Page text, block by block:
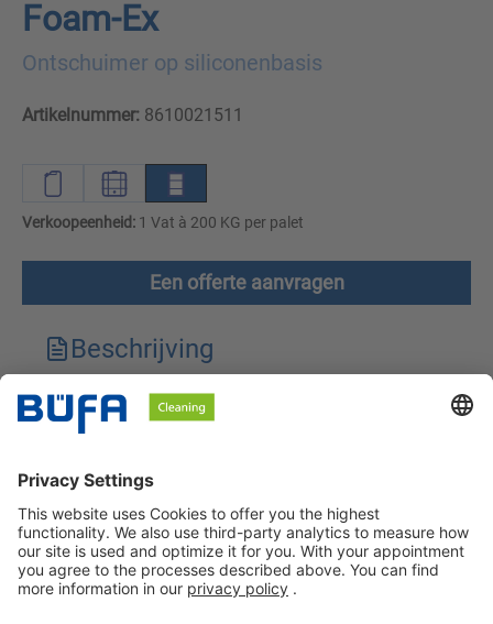
Foam-Ex
Ontschuimer op siliconenbasis
Artikelnummer: 8610021511
Verkoopeenheid: 1 Vat à 200 KG per palet
Een offerte aanvragen
Beschrijving
Technische kenmerken
Veiligheidsinstructies